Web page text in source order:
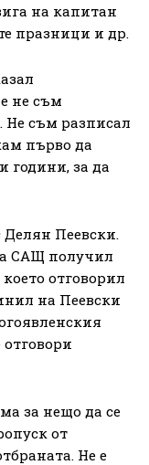
на капитан
празници и др.
не съм
Не съм разписал
първо да
години, за да
Делян Пеевски.
САЩ получил
отговорил
на Пеевски
за нещо да се
от
Не е